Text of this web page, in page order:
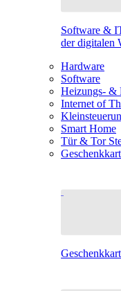
Software &
der digitalen
Hardware
Software
Heizungs- &
Internet of
Smart Home
Tür & Tor